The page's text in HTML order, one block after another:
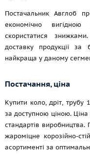
Постачальник Авглоб
економічно
скористатися
доставку продукції
найкраща у даному
Постачання, ціна
Купити коло, дріт,
за доступною ціною.
стандартів виробництва.
жароміцне корозійно-
асортименті за